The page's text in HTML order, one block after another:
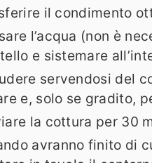
il condimento
l’acqua (non è
e sistemare
servendosi del
e, solo se gradito,
la cottura per 30
avranno finito di